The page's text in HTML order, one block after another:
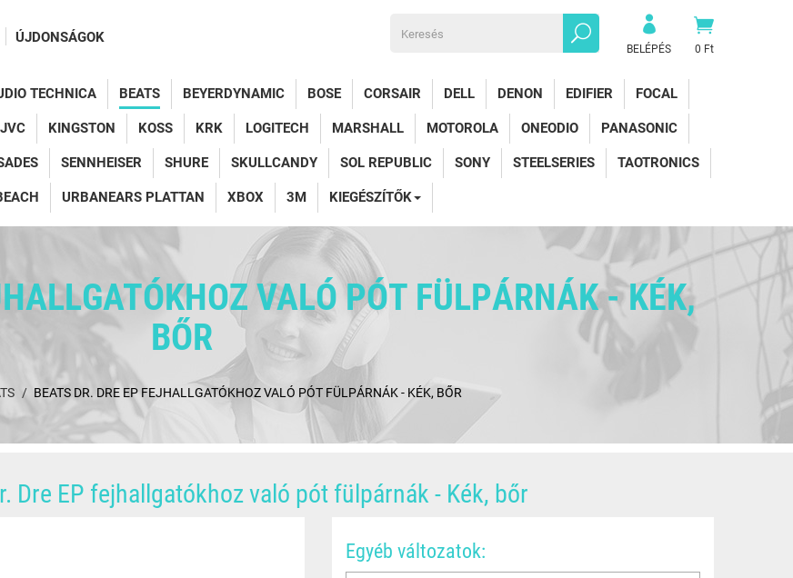
0 Ft
BELÉPÉS
ÚJDONSÁGOK
TECHNICA BEATS BEYERDYNAMIC BOSE CORSAIR DELL DENON EDIFIER
FOCAL
JVC KINGSTON KOSS KRK LOGITECH MARSHALL MOTOROLA ONEODIO
PANASONIC
SENNHEISER SHURE SKULLCANDY SOL REPUBLIC SONY STEELSERIES
TAOTRONICS
URBANEARS PLATTAN XBOX 3M KIEGÉSZÍTŐK
VALÓ PÓT FÜLPÁRNÁK - KÉK,
BŐR
BEATS DR. DRE EP FEJHALLGATÓKHOZ VALÓ PÓT FÜLPÁRNÁK - KÉK, BŐR
Dre EP fejhallgatókhoz való pót fülpárnák - Kék, bőr
Egyéb változatok: